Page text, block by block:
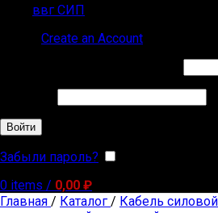
ввг СИП
Create an Account
Войти
Забыли пароль?
0 items / 0,00 ₽
Главная / Каталог / Кабель силовой